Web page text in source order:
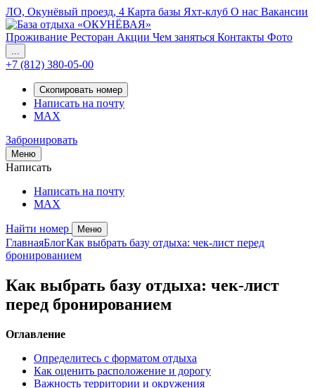
ЛО, Окунёвый проезд, 4 Карта базы Яхт-клуб О нас Вакансии
Проживание Ресторан Акции Чем заняться Контакты Фото
...
+7 (812) 380-05-00
Скопировать номер
Написать на почту
MAX
Забронировать
Меню
Написать
Написать на почту
MAX
Найти номер Меню
ГлавнаяБлогКак выбрать базу отдыха: чек-лист перед
бронированием
Как выбрать базу отдыха: чек-лист
перед бронированием
Оглавление
Определитесь с форматом отдыха
Как оценить расположение и дорогу
Важность территории и окружения